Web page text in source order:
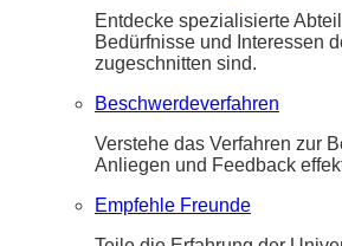
Entdecke spezialisierte
Bedürfnisse und Interessen
zugeschnitten sind.
Beschwerdeverfahren
Verstehe das Verfahren zur
Anliegen und Feedback
Empfehle Freunde